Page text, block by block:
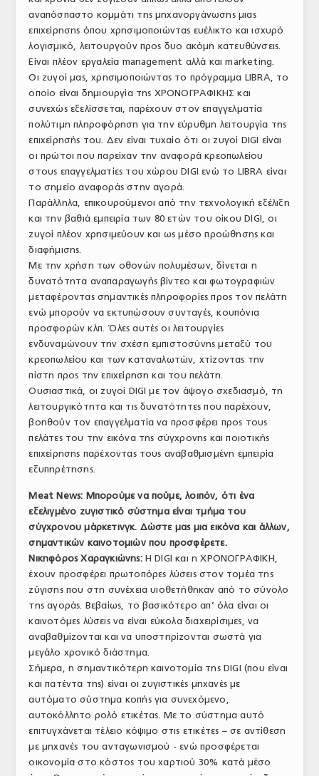
αναπόσπαστο κομμάτι της μηχανοργάνωσης μιας
επιχείρησης όπου χρησιμοποιώντας ευέλικτο και ισχυρό
λογισμικό, λειτουργούν προς δυο ακόμη κατευθύνσεις.
Είναι πλέον εργαλεία management αλλά και marketing.
Οι ζυγοί μας, χρησιμοποιώντας το πρόγραμμα LIBRA, το
οποίο είναι δημιουργία της ΧΡΟΝΟΓΡΑΦΙΚΗΣ και
συνεχώς εξελίσσεται, παρέχουν στον επαγγελματία
πολύτιμη πληροφόρηση για την εύρυθμη λειτουργία της
επιχείρησής του. Δεν είναι τυχαίο ότι οι ζυγοί DIGI είναι
οι πρώτοι που παρείχαν την αναφορά κρεοπωλείου
στους επαγγελματίες του χώρου DIGI ενώ το LIBRA είναι
το σημείο αναφοράς στην αγορά.
Παράλληλα, επικουρούμενοι από την τεχνολογική εξέλιξη
και την βαθιά εμπειρία των 80 ετών του οίκου DIGI, οι
ζυγοί πλέον χρησιμεύουν και ως μέσο προώθησης και
διαφήμισης.
Με την χρήση των οθονών πολυμέσων, δίνεται η
δυνατότητα αναπαραγωγής βίντεο και φωτογραφιών
μεταφέροντας σημαντικές πληροφορίες προς τον πελάτη
ενώ μπορούν να εκτυπώσουν συνταγές, κουπόνια
προσφορών κλπ. Όλες αυτές οι λειτουργίες
ενδυναμώνουν την σχέση εμπιστοσύνης μεταξύ του
κρεοπωλείου και των καταναλωτών, χτίζοντας την
πίστη προς την επιχείρηση και του πελάτη.
Ουσιαστικά, οι ζυγοί DIGI με τον άψογο σχεδιασμό, τη
λειτουργικότητα και τις δυνατότητες που παρέχουν,
βοηθούν τον επαγγελματία να προσφέρει προς τους
πελάτες του την εικόνα της σύγχρονης και ποιοτικής
επιχείρησης παρέχοντας τους αναβαθμισμένη εμπειρία
εξυπηρέτησης.
Meat News: Μπορούμε να πούμε, λοιπόν, ότι ένα
εξελιγμένο ζυγιστικό σύστημα είναι τμήμα του
σύγχρονου μάρκετινγκ. Δώστε μας μια εικόνα και άλλων,
σημαντικών καινοτομιών που προσφέρετε.
Νικηφόρος Χαραγκιώνης:Η DIGI και η ΧΡΟΝΟΓΡΑΦΙΚΗ,
έχουν προσφέρει πρωτοπόρες λύσεις στον τομέα της
ζύγισης που στη συνέχεια υιοθετήθηκαν από το σύνολο
της αγοράς. Βεβαίως, το βασικότερο απ’ όλα είναι οι
καινοτόμες λύσεις να είναι εύκολα διαχειρίσιμες, να
αναβαθμίζονται και να υποστηρίζονται σωστά για
μεγάλο χρονικό διάστημα.
Σήμερα, η σημαντικότερη καινοτομία της DIGI (που είναι
και πατέντα της) είναι οι ζυγιστικές μηχανές με
αυτόματο σύστημα κοπής για συνεχόμενο,
αυτοκόλλητο ρολό ετικέτας. Με το σύστημα αυτό
επιτυγχάνεται τέλειο κόψιμο στις ετικέτες – σε αντίθεση
με μηχανές του ανταγωνισμού - ενώ προσφέρεται
οικονομία στο κόστος του χαρτιού 30% κατά μέσο